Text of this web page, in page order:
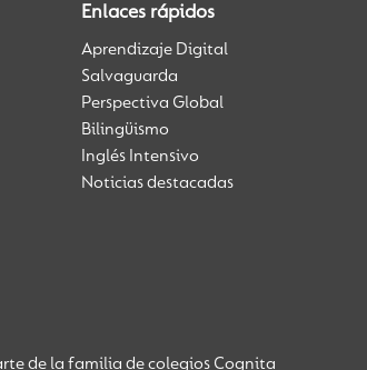
Enlaces rápidos
Aprendizaje Digital
Salvaguarda
Perspectiva Global
Bilingüismo
Inglés Intensivo
Noticias destacadas
de la familia de colegios Cognita